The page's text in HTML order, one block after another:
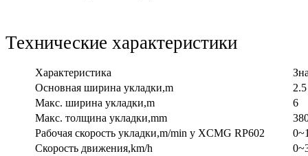
Технические характеристики
Характеристика
Основная ширина укладки,m
2.5
Макс. ширина укладки,m
6
Макс. толщина укладки,mm
Рабочая скорость укладки,m/min у XCMG RP602
Скорость движения,km/h